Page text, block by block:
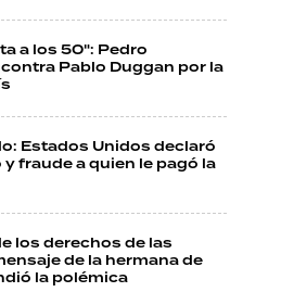
a los 50": Pedro
Pablo Duggan por la
Estados Unidos declaró
fraude a quien le pagó la
los derechos de las
de la hermana de
la polémica